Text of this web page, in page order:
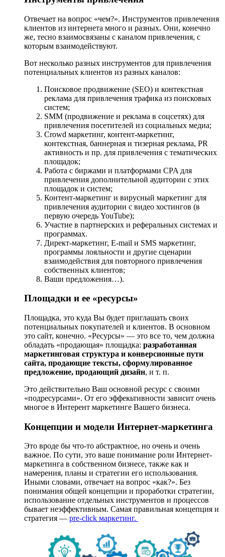
Отвечает на вопрос «чем?». Инструментов привлечения
клиентов из интернета много и разных. Они, конечно
же, тесно взаимосвязаны с каналом привлечения, с
которым взаимодействуют.
Вот несколько разных инструментов для привлечения
потенциальных клиентов из разных каналов:
Поисковое продвижение (SEO) и контекстная
реклама для привлечения трафика из поисковых
систем;
SMM (продвижение и реклама в соцсетях) для
привлечения посетителей из социальных медиа;
Crowd маркетинг, контент-маркетинг,
контекстная, баннерная и тизерная реклама, PR
активность и пр. для привлечения с тематических
площадок;
Работа с биржами и платформами CPA для
привлечения дополнительной аудитории с этих
площадок и систем;
Контент-маркетинг и вирусный маркетинг для
привлечения аудитории с видео хостингов (в
первую очередь YouTube);
Участие в партнерских и реферальных системах и
программах.
Директ-маркетинг, E-mail и SMS маркетинг,
программы лояльности и другие сценарии
взаимодействия для повторного привлечения
собственных клиентов;
Ваши предложения…).
Площадки и ее «ресурсы»
Площадка, это куда Вы будет приглашать своих
потенциальных покупателей и клиентов. В основном
это сайт, конечно. «Ресурсы» — это все то, чем должна
обладать «продающая» площадка: разработанная
маркетинговая структура и конверсионные пути
сайта, продающие тексты, сформулированное
предложение, продающий дизайн, и т. п.
Это действительно Ваш основной ресурс с своими
«подресурсами». От его эффекьтивности зависит очень
многое в Интерент маркетинге Вашего бизнеса.
Концепции и модели Интернет-маркетинга
Это вроде бы что-то абстрактное, но очень и очень
важное. По сути, это ваше понимание роли Интернет-
маркетинга в собственном бизнесе, также как и
намерения, планы и стратегии его использования.
Иными словами, отвечает на вопрос «как?». Без
понимания общей концепции и проработки стратегии,
использование отдельных инструментов и процессов
бывает неэффективным. Самая правильная концепция и
стратегия — pre-click маркетинг.